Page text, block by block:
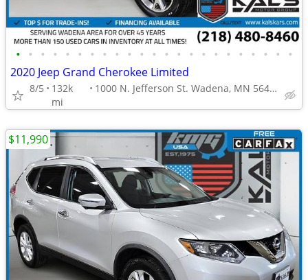
• • • • • • • • • • • • • • • • • • • • • • •
2020 Jeep Grand Cherokee Limited
8/5
132k
mi
1000 N. Jefferson St. Wadena, MN 56482
$11,990